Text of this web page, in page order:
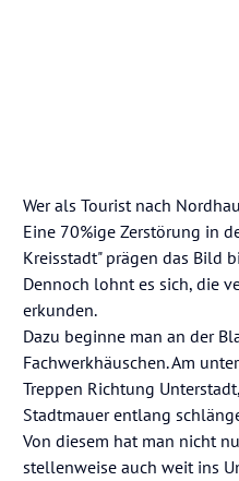
Wer als Tourist nach
Eine 70%ige Zerstörung in
Kreisstadt" prägen das Bild
Dennoch lohnt es sich, die
erkunden.
Dazu beginne man an der
Fachwerkhäuschen. Am
Treppen Richtung
Stadtmauer entlang
Von diesem hat man nicht
stellenweise auch weit ins